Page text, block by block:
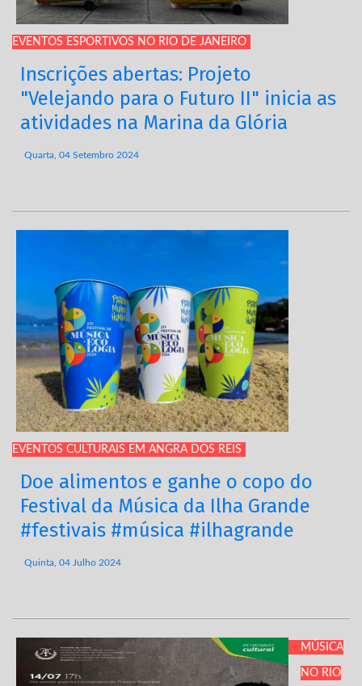
EVENTOS ESPORTIVOS NO RIO DE JANEIRO
Inscrições abertas: Projeto
"Velejando para o Futuro II" inicia as
atividades na Marina da Glória
Quarta, 04 Setembro 2024
EVENTOS CULTURAIS EM ANGRA DOS REIS
Doe alimentos e ganhe o copo do
Festival da Música da Ilha Grande
#festivais #música #ilhagrande
Quinta, 04 Julho 2024
MÚSICA
NO RIO